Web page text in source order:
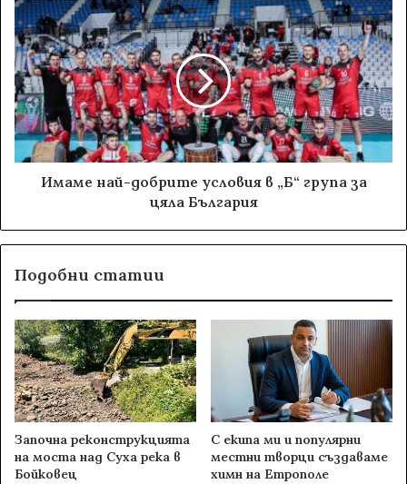
Имаме най-добрите условия в „Б“ група за
цяла България
Подобни статии
Започна реконструкцията
на моста над Суха река в
Бойковец
С екипа ми и популярни
местни творци създаваме
химн на Етрополе